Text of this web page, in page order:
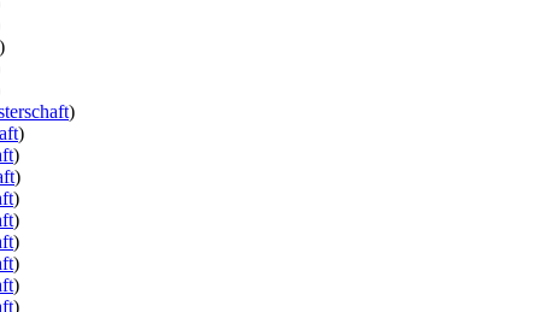
)
)
)
)
)
)
)
)
)
)
)